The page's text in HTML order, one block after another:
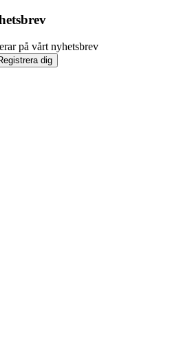
på vårt nyhetsbrev
dig